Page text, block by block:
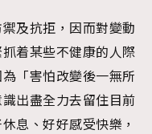
及抗拒，因而對變動
着某些不健康的人際
「害怕改變後一無所
出盡全力去留住目前
息、好好感受快樂，